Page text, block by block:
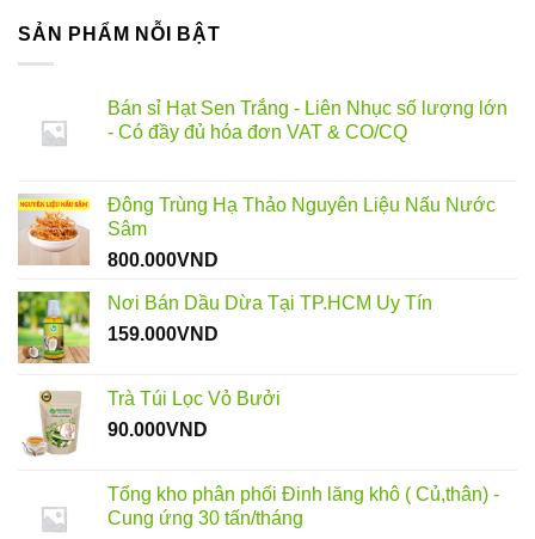
SẢN PHẨM NỖI BẬT
Bán sỉ Hạt Sen Trắng - Liên Nhục số lượng lớn
- Có đầy đủ hóa đơn VAT & CO/CQ
Đông Trùng Hạ Thảo Nguyên Liệu Nấu Nước
Sâm
800.000VND
Nơi Bán Dầu Dừa Tại TP.HCM Uy Tín
159.000VND
Trà Túi Lọc Vỏ Bưởi
90.000VND
Tổng kho phân phối Đinh lăng khô ( Củ,thân) -
Cung ứng 30 tấn/tháng